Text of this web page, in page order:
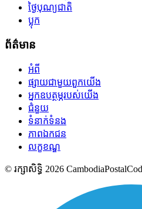
ថ្ងៃបុណ្យជាតិ
ប្លុក
ព័ត៌មាន
អំពី
ផ្សាយជាមួយពួកយើង
អ្នកឧបត្ថម្ភរបស់យើង
ជំនួយ
ទំនាក់ទំនង
ភាពឯកជន
លក្ខខណ្ឌ
© រក្សាសិទ្ធិ 2026